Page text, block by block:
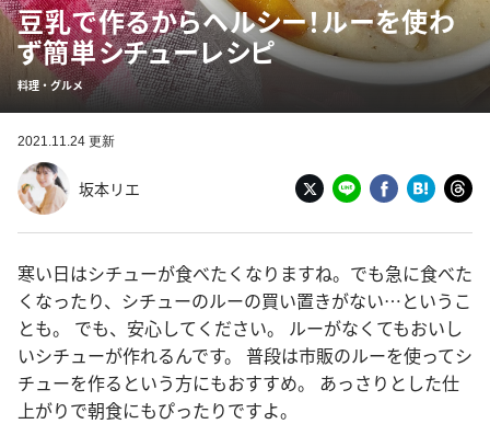
豆乳で作るからヘルシー！ルーを使わ
ず簡単シチューレシピ
料理・グルメ
2021.11.24 更新
坂本リエ
寒い日はシチューが食べたくなりますね。でも急に食べた
くなったり、シチューのルーの買い置きがない…というこ
とも。 でも、安心してください。 ルーがなくてもおいし
いシチューが作れるんです。 普段は市販のルーを使ってシ
チューを作るという方にもおすすめ。 あっさりとした仕
上がりで朝食にもぴったりですよ。